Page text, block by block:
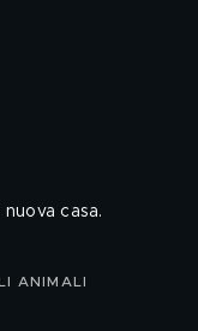
casa.
ANIMALI